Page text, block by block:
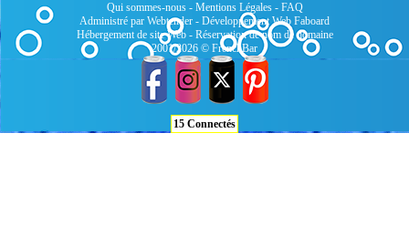
Qui sommes-nous- Mentions Légales- FAQ
Administré par Webtender - Développement Web Faboard
Hébergement de site Web- Réservation de nom de domaine
2001/2026 © FrenchBar
15 Connectés